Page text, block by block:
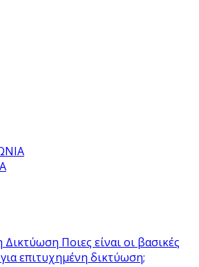
Ποιες είναι οι βασικές
επιτυχημένη δικτύωση;